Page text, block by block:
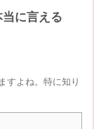
当に言える
すよね。特に知り